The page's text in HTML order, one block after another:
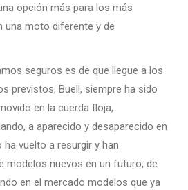
opción más para los más
una moto diferente y de
seguros es de que llegue a los
previstos, Buell, siempre ha sido
en la cuerda floja,
a aparecido y desaparecido en
vuelto a resurgir y han
modelos nuevos en un futuro, de
en el mercado modelos que ya